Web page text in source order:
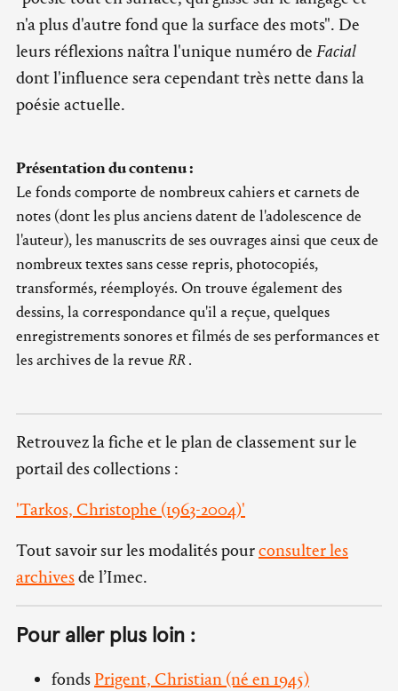
n'a plus d'autre fond que la surface des mots". De
leurs réflexions naîtra l'unique numéro de Facial
dont l'influence sera cependant très nette dans la
poésie actuelle.
Présentation du contenu :
Le fonds comporte de nombreux cahiers et carnets de
notes (dont les plus anciens datent de l'adolescence de
l'auteur), les manuscrits de ses ouvrages ainsi que ceux de
nombreux textes sans cesse repris, photocopiés,
transformés, réemployés. On trouve également des
dessins, la correspondance qu'il a reçue, quelques
enregistrements sonores et filmés de ses performances et
les archives de la revue RR.
Retrouvez la fiche et le plan de classement sur le
portail des collections :
'Tarkos, Christophe (1963-2004)'
Tout savoir sur les modalités pourconsulter les
archivesde l’Imec.
Pour aller plus loin :
fonds Prigent, Christian (né en 1945)